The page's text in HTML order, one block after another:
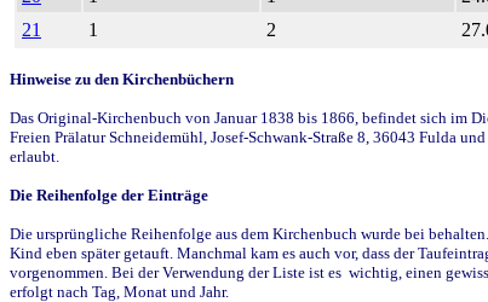
21
1 2
Hinweise zu den Kirchenbüchern
Das Original-Kirchenbuch von Januar 1838 bis 1866, befindet sich im
Freien Prälatur Schneidemühl, Josef-Schwank-Straße 8, 36043 Fulda
erlaubt.
Die Reihenfolge der Einträge
Die ursprüngliche Reihenfolge aus dem Kirchenbuch wurde bei
Kind eben später getauft. Manchmal kam es auch vor, dass der
vorgenommen. Bei der Verwendung der Liste ist es wichtig, einen
erfolgt nach Tag, Monat und Jahr.